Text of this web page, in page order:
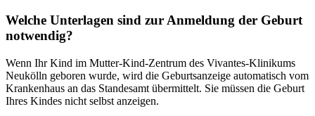
Welche Unterlagen sind zur Anmeldung der Geburt
notwendig?
Wenn Ihr Kind im Mutter-Kind-Zentrum des Vivantes-Klinikums
Neukölln geboren wurde, wird die Geburtsanzeige automatisch vom
Krankenhaus an das Standesamt übermittelt. Sie müssen die Geburt
Ihres Kindes nicht selbst anzeigen.